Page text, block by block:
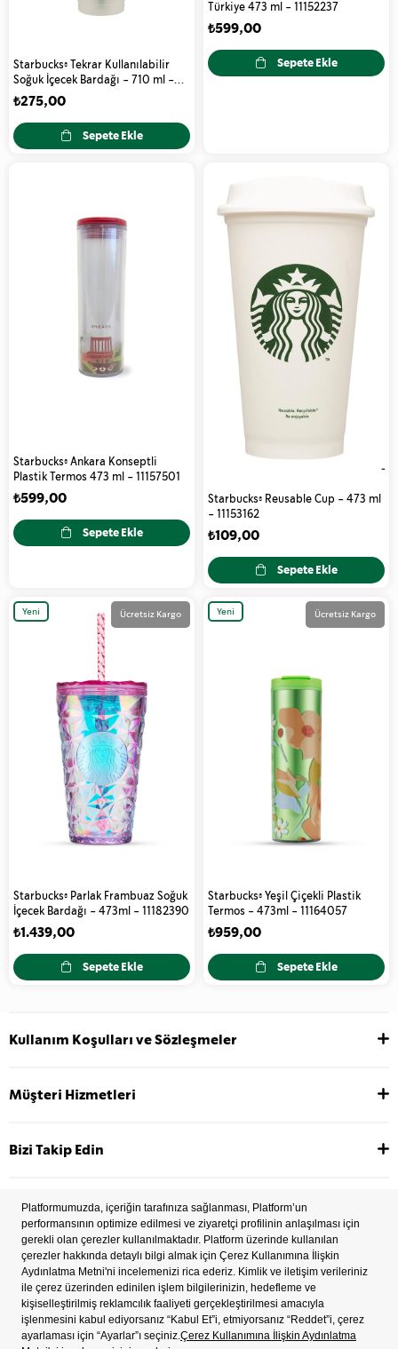
Starbucks® Tekrar Kullanılabilir
Soğuk İçecek Bardağı - 710 ml -
11133280
₺275,00
Sepete Ekle
Türkiye 473 ml - 11152237
₺599,00
Sepete Ekle
Starbucks® Ankara Konseptli
Plastik Termos 473 ml - 11157501
₺599,00
Sepete Ekle
Starbucks® Reusable Cup - 473 ml
- 11153162
₺109,00
Sepete Ekle
Starbucks® Parlak Frambuaz Soğuk
İçecek Bardağı - 473ml - 11182390
₺1.439,00
Sepete Ekle
Ücretsiz Kargo
Yeni
Starbucks® Yeşil Çiçekli Plastik
Termos - 473ml - 11164057
₺959,00
Sepete Ekle
Ücretsiz Kargo
Yeni
Kullanım Koşulları ve Sözleşmeler
Müşteri Hizmetleri
Bizi Takip Edin
2022 Copyright © Tüm hakları saklıdır.
İşlem Rehberi
Çerez Tercihleri